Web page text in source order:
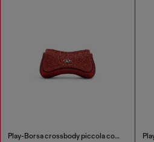
Play-Borsa crossbody piccola con strass